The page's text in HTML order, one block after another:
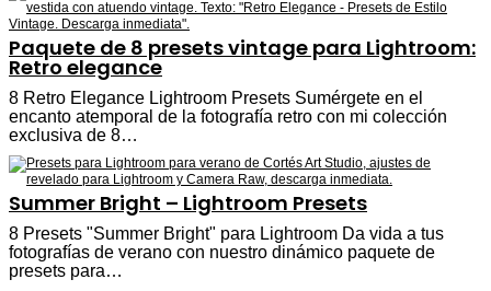
Paquete de 8 presets vintage para Lightroom:
Retro elegance
8 Retro Elegance Lightroom Presets Sumérgete en el
encanto atemporal de la fotografía retro con mi colección
exclusiva de 8…
Summer Bright – Lightroom Presets
8 Presets "Summer Bright" para Lightroom Da vida a tus
fotografías de verano con nuestro dinámico paquete de
presets para…